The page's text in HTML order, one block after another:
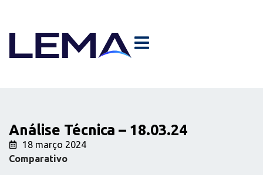
Análise Técnica – 18.03.24
18 março 2024
Comparativo